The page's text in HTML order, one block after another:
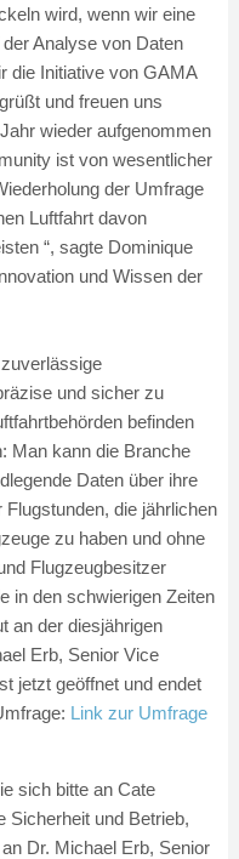
wird, wenn wir eine
Analyse von Daten
die Initiative von GAMA
und freuen uns
wieder aufgenommen
ist von wesentlicher
der Umfrage
Luftfahrt davon
“, sagte Dominique
und Wissen der
und sicher zu
befinden
Man kann die Branche
Daten über ihre
die jährlichen
zu haben und ohne
Flugzeugbesitzer
in den schwierigen Zeiten
an der diesjährigen
Erb, Senior Vice
jetzt geöffnet und endet
Link zur Umfrage
sich bitte an Cate
Sicherheit und Betrieb,
Dr. Michael Erb, Senior